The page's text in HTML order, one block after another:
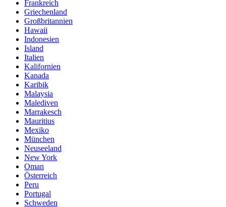
Frankreich
Griechenland
Großbritannien
Hawaii
Indonesien
Island
Italien
Kalifornien
Kanada
Karibik
Malaysia
Malediven
Marrakesch
Mauritius
Mexiko
München
Neuseeland
New York
Oman
Österreich
Peru
Portugal
Schweden